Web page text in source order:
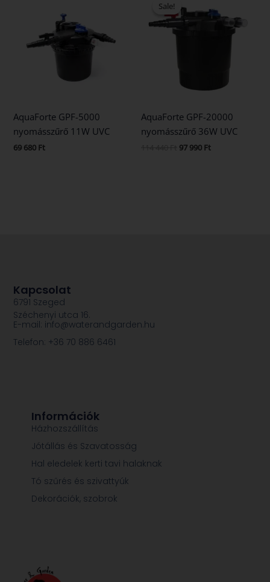
AquaForte GPF-5000
nyomásszűrő 11W UVC
69 680 Ft
Sale!
Sale!
AquaForte GPF-20000
nyomásszűrő 36W UVC
was:
114
97 990 Ft
is:
990 Ft.
Információk
Házhozszállítás
Jótállás és Szavatosság
Hal eledelek kerti tavi halaknak
Tó szűrés és szivattyúk
Dekorációk, szobrok
Kapcsolat
6791 Szeged
Széchenyi utca 16.
E-mail: info@waterandgarden.hu
Telefon: +36 70 886 6461